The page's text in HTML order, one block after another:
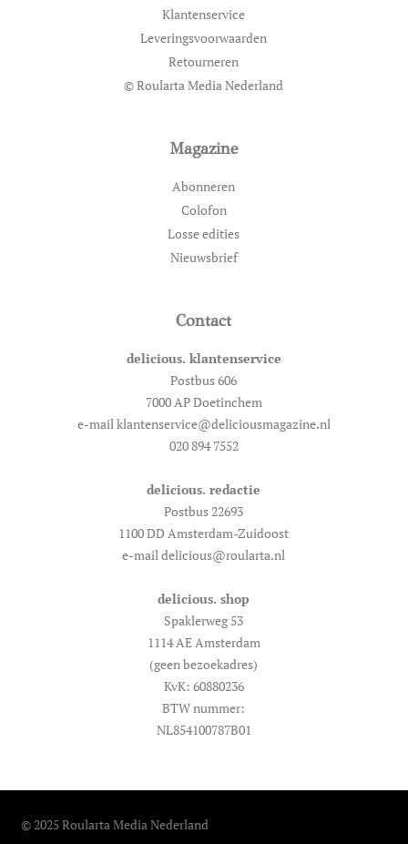
Klantenservice
Leveringsvoorwaarden
Retourneren
© Roularta Media Nederland
Magazine
Abonneren
Colofon
Losse edities
Nieuwsbrief
Contact
delicious. klantenservice
Postbus 606
7000 AP Doetinchem
e-mail klantenservice@deliciousmagazine.nl
020 894 7552
delicious. redactie
Postbus 22693
1100 DD Amsterdam-Zuidoost
e-mail delicious@roularta.nl
delicious. shop
Spaklerweg 53
1114 AE Amsterdam
(geen bezoekadres)
KvK: 60880236
BTW nummer:
NL854100787B01
© 2025 Roularta Media Nederland